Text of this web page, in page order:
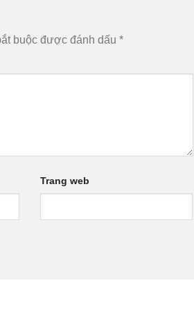
buộc được đánh dấu *
Trang web